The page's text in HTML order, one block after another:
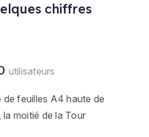
chiffres
utilisateurs
de feuilles A4 haute de
la moitié de la Tour